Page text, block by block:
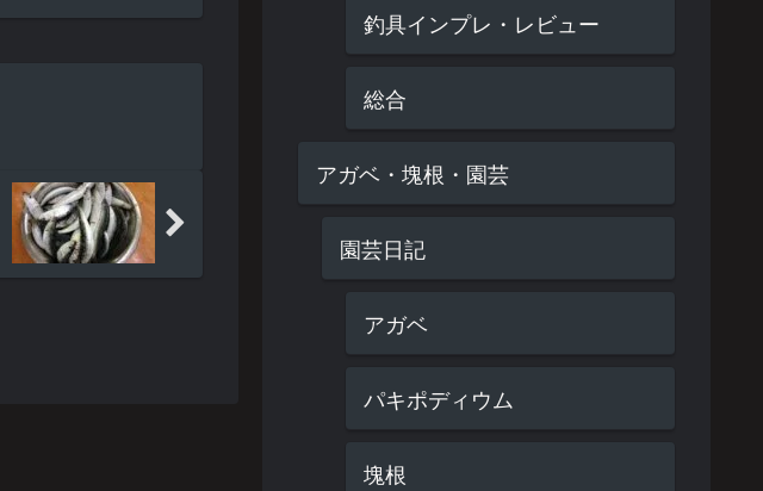
釣具インプレ・レビュー
総合
アガベ・塊根・園芸
園芸日記
アガベ
パキポディウム
塊根